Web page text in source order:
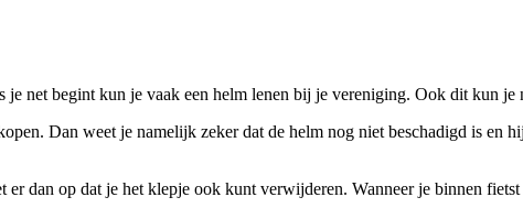
net begint kun je vaak een helm lenen bij je vereniging. Ook dit kun je
Dan weet je namelijk zeker dat de helm nog niet beschadigd is en
er dan op dat je het klepje ook kunt verwijderen. Wanneer je binnen